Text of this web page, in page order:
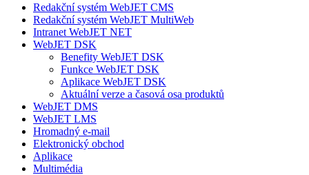
Redakční systém WebJET CMS
Redakční systém WebJET MultiWeb
Intranet WebJET NET
WebJET DSK
Benefity WebJET DSK
Funkce WebJET DSK
Aplikace WebJET DSK
Aktuální verze a časová osa produktů
WebJET DMS
WebJET LMS
Hromadný e-mail
Elektronický obchod
Aplikace
Multimédia